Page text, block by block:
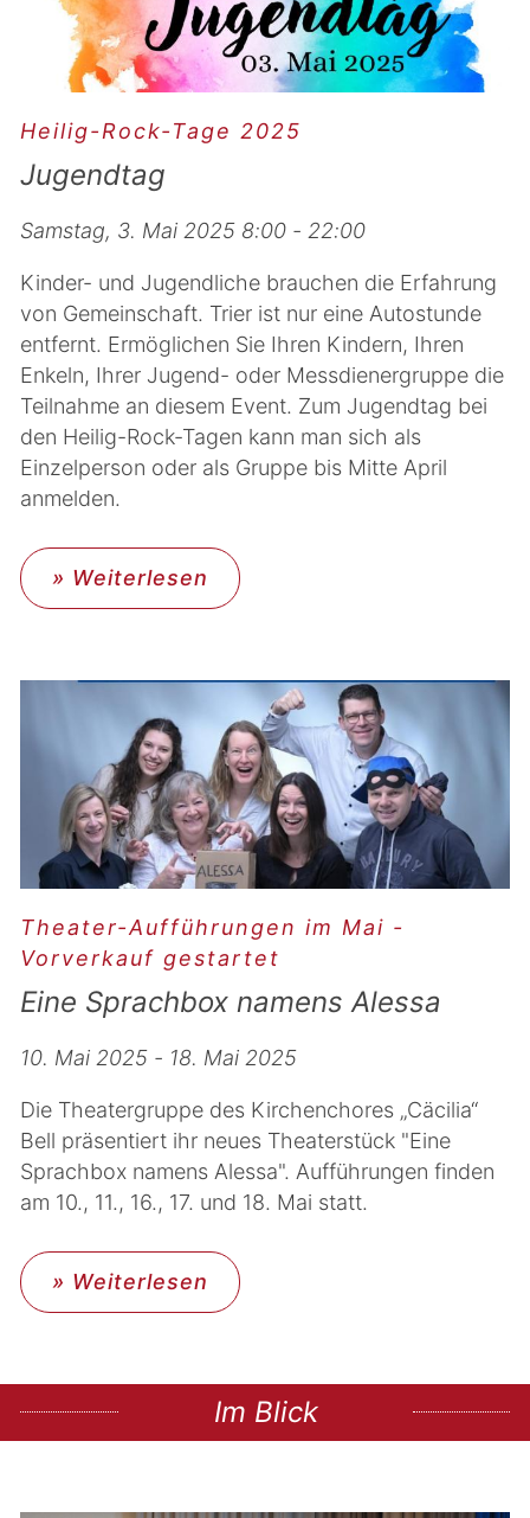
Heilig-Rock-Tage 2025
Jugendtag
Samstag, 3. Mai 2025 8:00 - 22:00
Kinder- und Jugendliche brauchen die Erfahrung
von Gemeinschaft. Trier ist nur eine Autostunde
entfernt. Ermöglichen Sie Ihren Kindern, Ihren
Enkeln, Ihrer Jugend- oder Messdienergruppe die
Teilnahme an diesem Event. Zum Jugendtag bei
den Heilig-Rock-Tagen kann man sich als
Einzelperson oder als Gruppe bis Mitte April
anmelden.
» Weiterlesen
Theater-Aufführungen im Mai -
Vorverkauf gestartet
Eine Sprachbox namens Alessa
10. Mai 2025 - 18. Mai 2025
Die Theatergruppe des Kirchenchores „Cäcilia“
Bell präsentiert ihr neues Theaterstück "Eine
Sprachbox namens Alessa". Aufführungen finden
am 10., 11., 16., 17. und 18. Mai statt.
» Weiterlesen
Im Blick